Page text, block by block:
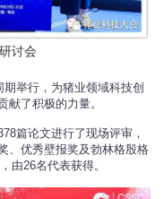
讨会
期举行，为猪业领域科技创
献了积极的力量。
篇论文进行了现场评审，
优秀壁报奖及勃林格殷格
由26名代表获得。